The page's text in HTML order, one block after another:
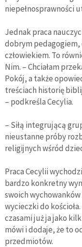
niepełnosprawności
Jednak praca
dobrym
człowiekiem. To
Nim. – Chciałam
Pokój, a także
treściach historię
– podkreśla Cecylia.
– Siłą integrującą
nieustanne próby
religijnych wśród
Praca Cecylii
bardzo konkretny
swoich
wycieczki do
czasami już ja jako
mówi i dodaje, że to
przedmiotów.